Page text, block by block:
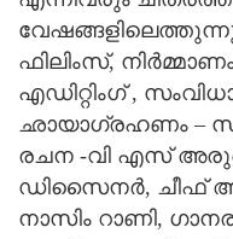
ഫിലിംസ്,
എഡിറ്റിംഗ് ,
ഛായാഗ്രഹണം –
രചന -വി എസ്
ഡിസൈനർ, ചീഫ്
നാസിം റാണി,